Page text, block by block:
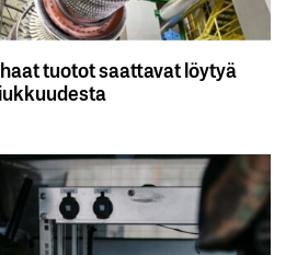
tuotot saattavat löytyä